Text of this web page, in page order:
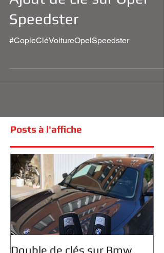
Ajout de clé sur Opel
Speedster
Posts à l'affiche